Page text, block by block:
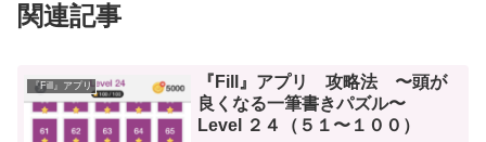
関連記事
『Fill』アプリ
『Fill』アプリ 攻略法 〜頭が
良くなる一筆書きパズル〜
Level ２４（５１〜１００）